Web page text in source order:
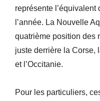
représente
l’année. La Nouvelle
quatrième position des
juste derrière la Corse,
et l’Occitanie.
Pour les particuliers,